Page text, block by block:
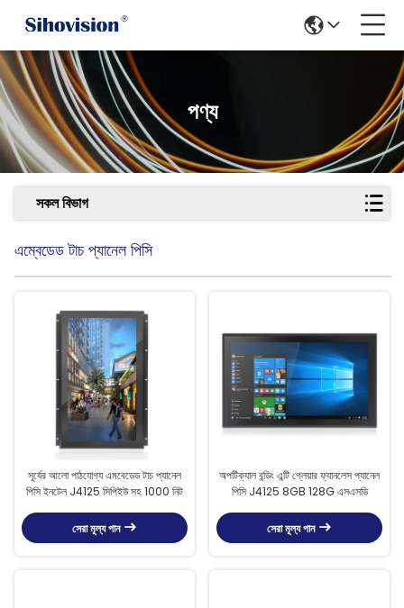
পণ্য
সকল বিভাগ
এম্বেডেড টাচ প্যানেল পিসি
সূর্যের আলো পাঠযোগ্য এমবেডেড টাচ প্যানেল
পিসি ইনটেল J4125 সিপিইউ সহ 1000 নিট
সেরা মূল্য পান
অপটিক্যাল বন্ডিং এন্টি গ্লেয়ার ফ্যানলেস প্যানেল
পিসি J4125 8GB 128G এসএসডি
সেরা মূল্য পান